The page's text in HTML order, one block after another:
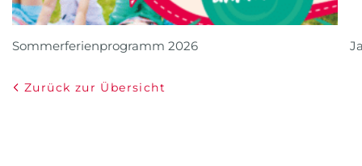
Sommerferienprogramm 2026
Zurück zur Übersicht